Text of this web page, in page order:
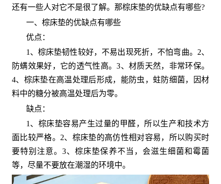
还有一些人对它不是很了解。那棕床垫的优缺点有哪些?
一、棕床垫的优缺点有哪些
优点：
1、 棕床垫韧性较好，不易出现死折，不怕弯曲。2、
防螨效果好，它的透气性高。3、材质天然，非常环保。
4、棕床垫在高温处理后形成，能防虫，蛀防细菌，因材
料中的糖分被高温处理后为零。
缺点：
1、棕床垫容易产生过量的甲醛，所以生产和技术方
面比较严格。2、棕床垫的高仿性相对容易，所以购买时
要特别注意。3、棕床垫保养不当，会滋生细菌和霉菌
等，尽量不要放在潮湿的环境中。